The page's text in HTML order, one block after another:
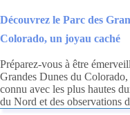
Découvrez le Parc des
Colorado, un joyau caché
Préparez-vous à être
Grandes Dunes du
connu avec les plus hautes
du Nord et des observations